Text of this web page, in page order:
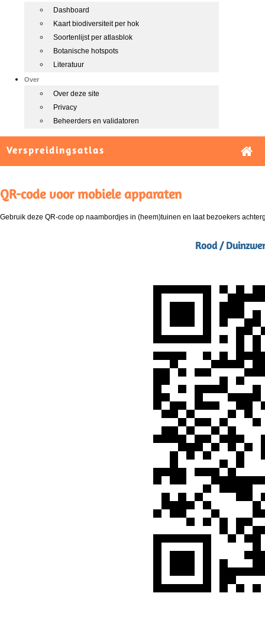
Dashboard
Kaart biodiversiteit per hok
Soortenlijst per atlasblok
Botanische hotspots
Literatuur
Over
Over deze site
Privacy
Beheerders en validatoren
Verspreidingsatlas
QR-code voor mobiele apparaten
Gebruik deze QR-code op naambordjes in (heem)tuinen en laat bezoekers
Rood /